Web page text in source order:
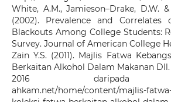
White, A.M., Jamieson–Drake, D.W.
(2002). Prevalence and Correlates
Blackouts Among College Students:
Survey. Journal of American College
Zain Y.S. (2011). Majlis Fatwa
Berkaitan Alkohol Dalam Makanan
2016 daripada
ahkam.net/home/content/majlis-